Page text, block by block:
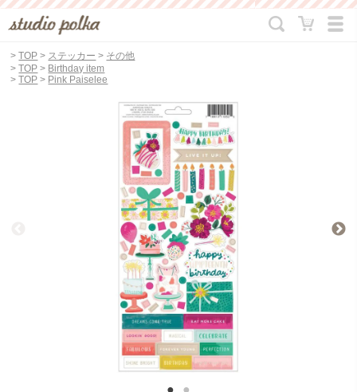
>TOP > ステッカー > その他
>TOP > Birthday item
>TOP > Pink Paiselee